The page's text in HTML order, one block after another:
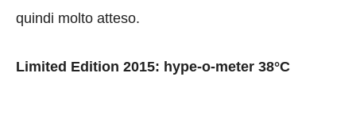
quindi molto atteso.
Limited Edition 2015: hype-o-meter 38°C